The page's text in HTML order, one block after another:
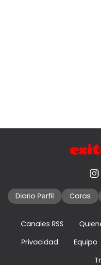
Diario Perfil Caras
Canales RSS
Privacidad
Equipo